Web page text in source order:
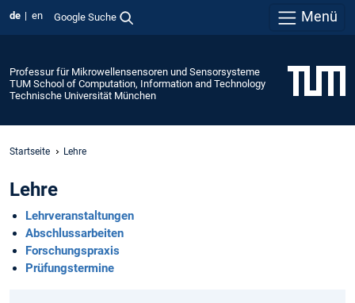
de en Google Suche Menü
Professur für Mikrowellensensoren und Sensorsysteme
TUM School of Computation, Information and Technology
Technische Universität München
Startseite Lehre
Lehre
Lehrveranstaltungen
Abschlussarbeiten
Forschungspraxis
Prüfungstermine